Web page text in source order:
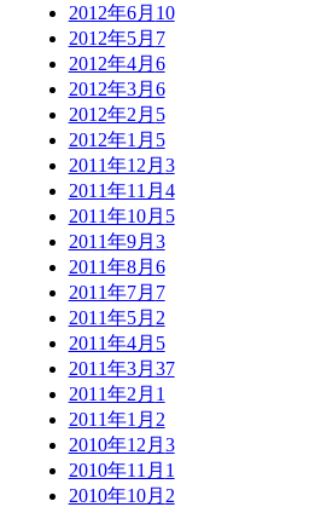
2012年6月 10
2012年5月 7
2012年4月 6
2012年3月 6
2012年2月 5
2012年1月 5
2011年12月 3
2011年11月 4
2011年10月 5
2011年9月 3
2011年8月 6
2011年7月 7
2011年5月 2
2011年4月 5
2011年3月 37
2011年2月 1
2011年1月 2
2010年12月 3
2010年11月 1
2010年10月 2